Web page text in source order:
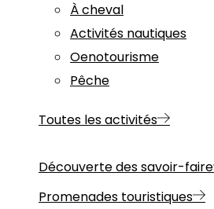
À cheval
Activités nautiques
Oenotourisme
Pêche
Toutes les activités
Découverte des savoir-faire
Promenades touristiques